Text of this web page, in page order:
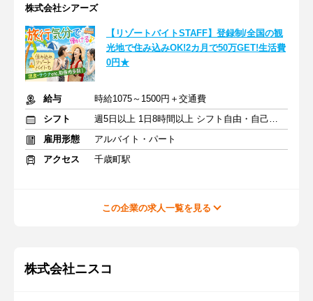
株式会社シアーズ
【リゾートバイトSTAFF】登録制/全国の観
光地で住み込みOK!2カ月で50万GET!生活費
0円★
給与
時給1075～1500円＋交通費
シフト
週5日以上 1日8時間以上 シフト自由・自己申告
雇用形態
アルバイト・パート
アクセス
千歳町駅
この企業の求人一覧を見る
株式会社ニスコ